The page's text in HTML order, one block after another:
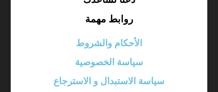
روابط مهمة
الأحكام والشروط
سياسة الخصوصية
سياسة الاستبدال و الاسترجاع